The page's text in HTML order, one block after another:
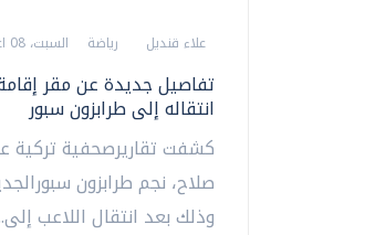
علاء قنديل رياضة السبت، 08 اغسطس 2026 06:49 م
تفاصيل جديدة عن مقر
انتقاله إلى طرابزون سبور
كشفت تقاريرصحفية تركية
صلاح، نجم طرابزون
وذلك بعد انتقال اللاعب